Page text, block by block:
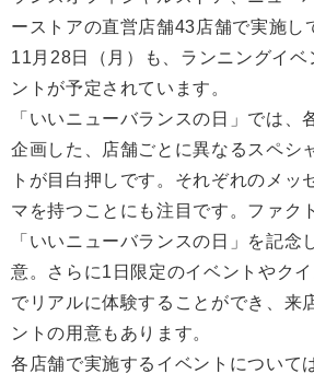
ーストアの直営店舗43店舗で実施し
11月28日（月）も、ランニングイベ
ントが予定されています。
「いいニューバランスの日」では、
企画した、店舗ごとに異なるスペシ
トが目白押しです。それぞれのメッ
マを持つことにも注目です。ファク
「いいニューバランスの日」を記念
意。さらに1日限定のイベントやク
でリアルに体験することができ、来
ントの用意もあります。
各店舗で実施するイベントについて